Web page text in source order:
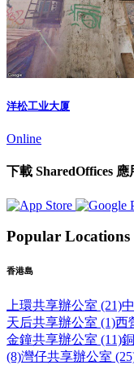
洋松工业大厦
Online
下載 SharedOffices 應
Popular Locations
香港島
上環共享辦公室 (21)
天后共享辦公室 (1)西
金鐘共享辦公室 (11)
(8)灣仔共享辦公室